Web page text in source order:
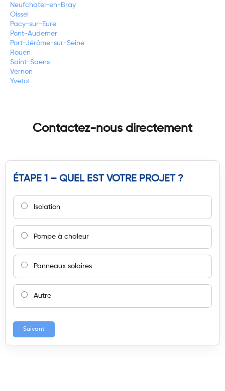
Neufchatel-en-Bray
Oissel
Pacy-sur-Eure
Pont-Audemer
Port-Jérôme-sur-Seine
Rouen
Saint-Saëns
Vernon
Yvetot
Contactez-nous directement
ÉTAPE 1 – QUEL EST VOTRE PROJET ?
Isolation
Pompe à chaleur
Panneaux solaires
Autre
Suivant